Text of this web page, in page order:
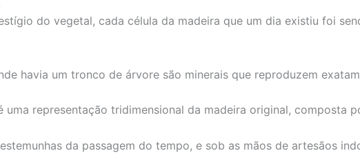
do vegetal, cada célula da madeira que um dia existiu foi
havia um tronco de árvore são minerais que reproduzem
uma representação tridimensional da madeira original, composta
da passagem do tempo, e sob as mãos de artesãos